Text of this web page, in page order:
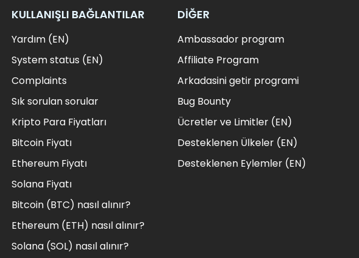
KULLANIŞLI BAĞLANTILAR
Yardım (EN)
System status (EN)
Complaints
Sık sorulan sorular
Kripto Para Fiyatları
Bitcoin Fiyatı
Ethereum Fiyatı
Solana Fiyatı
Bitcoin (BTC) nasıl alınır?
Ethereum (ETH) nasıl alınır?
Solana (SOL) nasıl alınır?
DİĞER
Ambassador program
Affiliate Program
Arkadasini getir programi
Bug Bounty
Ücretler ve Limitler (EN)
Desteklenen Ülkeler (EN)
Desteklenen Eylemler (EN)